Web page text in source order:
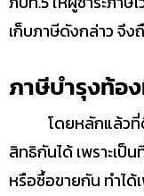
เก็บภาษีดังกล่าว จึง
ภาษีบำรุงท้อ
โดยหลักแล้วที่ดิน
สิทธิกันได้ เพราะเ
หรือซื้อขายกัน ทำไ